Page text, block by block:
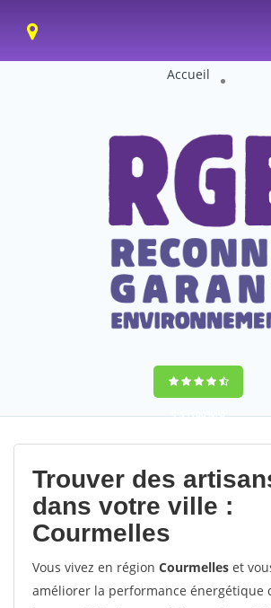
Accueil
9,5(100%) 0
votes
Trouver des
dans votre ville :
Courmelles
Vous vivez en région Courmelles et
améliorer la performance énergétique